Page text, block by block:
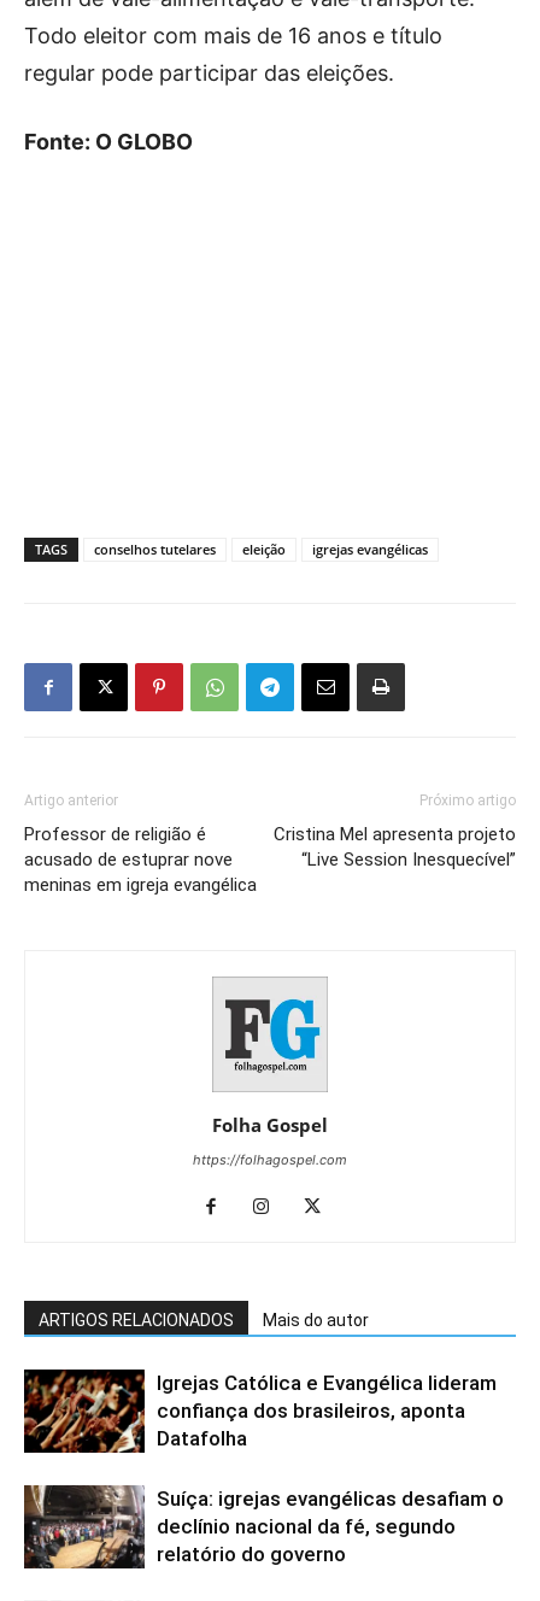
Todo eleitor com mais de 16 anos e título
regular pode participar das eleições.
Fonte: O GLOBO
TAGS conselhos tutelares eleição igrejas evangélicas
Artigo anterior
Professor de religião é
acusado de estuprar nove
meninas em igreja evangélica
Próximo artigo
Cristina Mel apresenta projeto
“Live Session Inesquecível”
Folha Gospel
https://folhagospel.com
ARTIGOS RELACIONADOS Mais do autor
Igrejas Católica e Evangélica lideram
confiança dos brasileiros, aponta
Datafolha
Suíça: igrejas evangélicas desafiam o
declínio nacional da fé, segundo
relatório do governo